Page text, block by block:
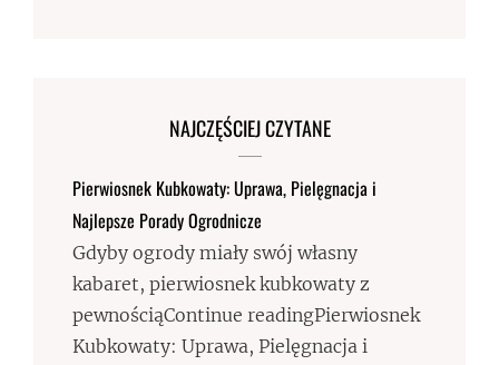
NAJCZĘŚCIEJ CZYTANE
Pierwiosnek Kubkowaty: Uprawa, Pielęgnacja i
Najlepsze Porady Ogrodnicze
Gdyby ogrody miały swój własny
kabaret, pierwiosnek kubkowaty z
pewnościąContinue readingPierwiosnek
Kubkowaty: Uprawa, Pielęgnacja i